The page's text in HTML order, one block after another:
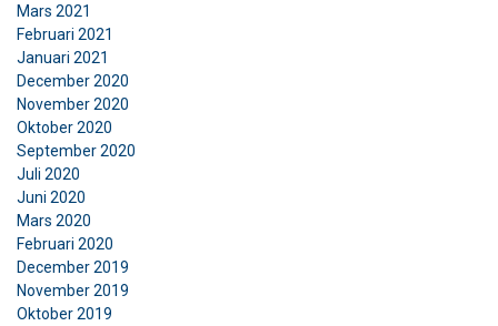
Mars 2021
Februari 2021
Januari 2021
December 2020
November 2020
Oktober 2020
September 2020
Juli 2020
Juni 2020
Mars 2020
Februari 2020
December 2019
November 2019
Oktober 2019
nödvändigt
Funktioner